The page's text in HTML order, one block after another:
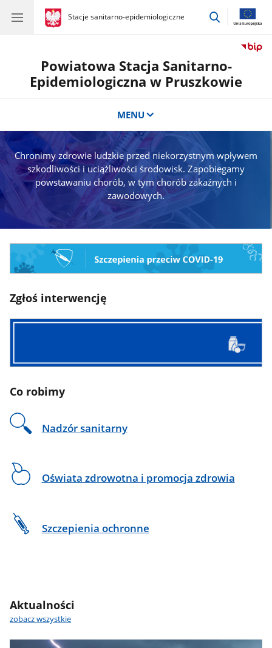
gov.pl
Stacje sanitarno-epidemiologiczne
gov.pl
Stacje
przejdź
Powiatowa Stacja Sanitarno-
Epidemiologiczna w Pruszkowie
MENU
Chronimy zdrowie ludzkie przed niekorzystnym wpływem
szkodliwości i uciążliwości środowisk. Zapobiegamy
powstawaniu chorób, w tym chorób zakaźnych i
zawodowych.
Zgłoś interwencję
Co robimy
Nadzór sanitarny
Oświata zdrowotna i promocja zdrowia
Szczepienia ochronne
Aktualności
zobacz wszystkie